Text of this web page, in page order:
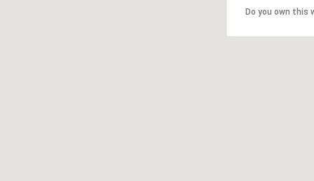
Do you own this